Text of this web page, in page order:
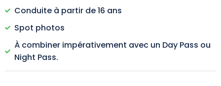
Conduite à partir de 16 ans
Spot photos
À combiner impérativement avec un Day Pass ou
Night Pass.